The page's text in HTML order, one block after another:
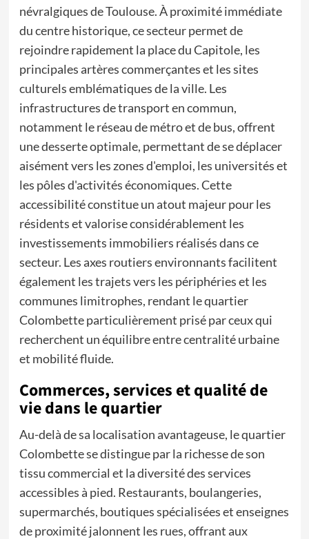
névralgiques de Toulouse. À proximité immédiate
du centre historique, ce secteur permet de
rejoindre rapidement la place du Capitole, les
principales artères commerçantes et les sites
culturels emblématiques de la ville. Les
infrastructures de transport en commun,
notamment le réseau de métro et de bus, offrent
une desserte optimale, permettant de se déplacer
aisément vers les zones d'emploi, les universités et
les pôles d'activités économiques. Cette
accessibilité constitue un atout majeur pour les
résidents et valorise considérablement les
investissements immobiliers réalisés dans ce
secteur. Les axes routiers environnants facilitent
également les trajets vers les périphéries et les
communes limitrophes, rendant le quartier
Colombette particulièrement prisé par ceux qui
recherchent un équilibre entre centralité urbaine
et mobilité fluide.
Commerces, services et qualité de
vie dans le quartier
Au-delà de sa localisation avantageuse, le quartier
Colombette se distingue par la richesse de son
tissu commercial et la diversité des services
accessibles à pied. Restaurants, boulangeries,
supermarchés, boutiques spécialisées et enseignes
de proximité jalonnent les rues, offrant aux